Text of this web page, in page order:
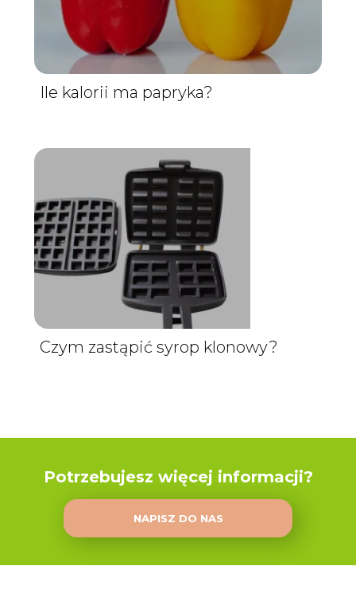
Ile kalorii ma papryka?
Czym zastąpić syrop klonowy?
Potrzebujesz więcej informacji?
NAPISZ DO NAS